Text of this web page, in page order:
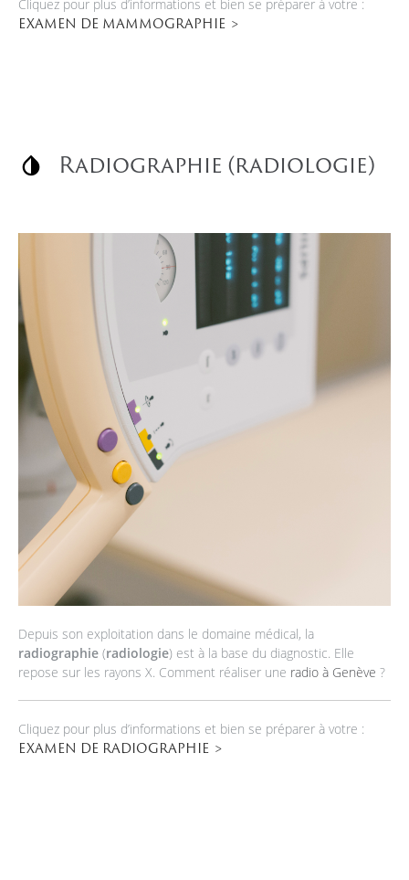
Cliquez pour plus d’informations et bien se préparer à votre :
EXAMEN DE MAMMOGRAPHIE
Radiographie (radiologie)
Depuis son exploitation dans le domaine médical, la
radiographie (radiologie) est à la base du diagnostic. Elle
repose sur les rayons X. Comment réaliser une radio à Genève ?
Cliquez pour plus d’informations et bien se préparer à votre :
EXAMEN DE RADIOGRAPHIE